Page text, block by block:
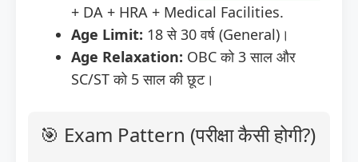
+ DA + HRA + Medical Facilities.
Age Limit: 18 से 30 वर्ष (General)।
Age Relaxation: OBC को 3 साल और
SC/ST को 5 साल की छूट।
🎯 Exam Pattern (परीक्षा कैसी होगी?)